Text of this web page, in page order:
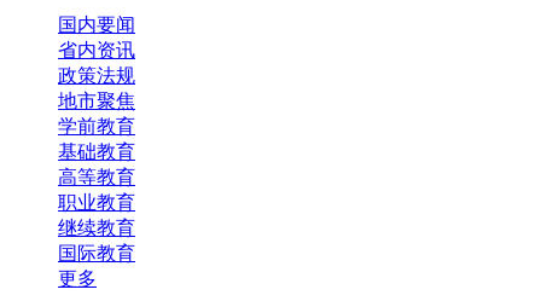
国内要闻
省内资讯
政策法规
地市聚焦
学前教育
基础教育
高等教育
职业教育
继续教育
国际教育
更多